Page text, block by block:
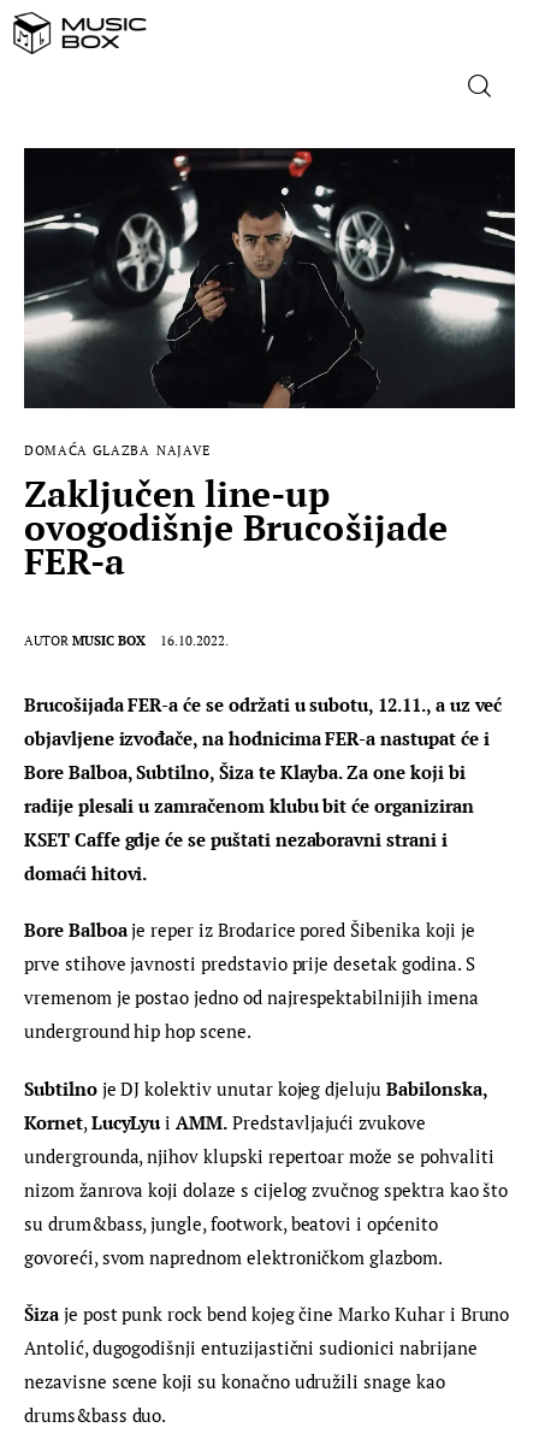
NASLOVNICA
DOMAĆA GLAZBA
STRANA GLAZBA
DOMAĆA GLAZBA NAJAVE
Zaključen line-up
ovogodišnje Brucošijade
FER-a
AUTOR MUSIC BOX 16.10.2022.
Brucošijada FER-a će se održati u subotu, 12.11., a uz već
objavljene izvođače, na hodnicima FER-a nastupat će i
Bore Balboa, Subtilno, Šiza te Klayba. Za one koji bi
radije plesali u zamračenom klubu bit će organiziran
KSET Caffe gdje će se puštati nezaboravni strani i
domaći hitovi.
Bore Balboa je reper iz Brodarice pored Šibenika koji je
prve stihove javnosti predstavio prije desetak godina. S
vremenom je postao jedno od najrespektabilnijih imena
underground hip hop scene.
Subtilno je DJ kolektiv unutar kojeg djeluju Babilonska,
Kornet, LucyLyu i AMM. Predstavljajući zvukove
undergrounda, njihov klupski repertoar može se pohvaliti
nizom žanrova koji dolaze s cijelog zvučnog spektra kao što
su drum&bass, jungle, footwork, beatovi i općenito
govoreći, svom naprednom elektroničkom glazbom.
Šiza je post punk rock bend kojeg čine Marko Kuhar i Bruno
Antolić, dugogodišnji entuzijastični sudionici nabrijane
nezavisne scene koji su konačno udružili snage kao
drums&bass duo.